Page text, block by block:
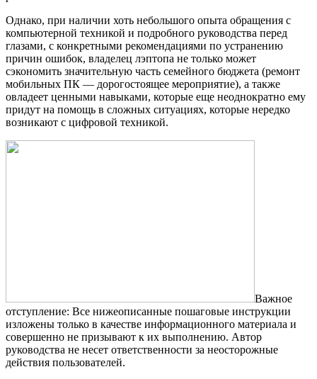
Однако, при наличии хоть небольшого опыта обращения с
компьютерной техникой и подробного руководства перед
глазами, с конкретными рекомендациями по устранению
причин ошибок, владелец лэптопа не только может
сэкономить значительную часть семейного бюджета (ремонт
мобильных ПК — дорогостоящее мероприятие), а также
овладеет ценными навыками, которые еще неоднократно ему
придут на помощь в сложных ситуациях, которые нередко
возникают с цифровой техникой.
Важное
отступление: Все нижеописанные пошаговые инструкции
изложены только в качестве информационного материала и
совершенно не призывают к их выполнению. Автор
руководства не несет ответственности за неосторожные
действия пользователей.